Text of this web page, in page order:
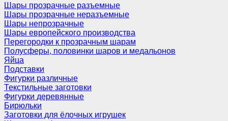
Шары прозрачные разъемные
Шары прозрачные неразъемные
Шары непрозрачные
Шары европейского производства
Перегородки к прозрачным шарам
Полусферы, половинки шаров и медальонов
Яйца
Подставки
Фигурки различные
Текстильные заготовки
Фигурки деревянные
Бирюльки
Заготовки для ёлочных игрушек